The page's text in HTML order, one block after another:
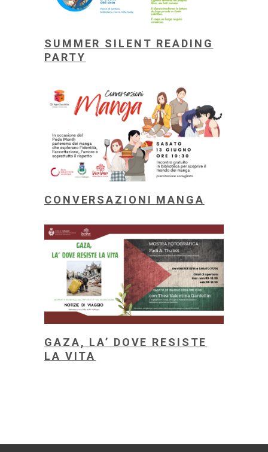
SUMMER SILENT READING
PARTY
CONVERSAZIONI MANGA
GAZA, LA’ DOVE RESISTE
LA VITA